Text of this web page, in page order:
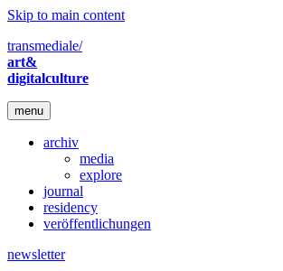
Skip to main content
transmediale/
art&
digitalculture
menu
archiv
media
explore
journal
residency
veröffentlichungen
newsletter